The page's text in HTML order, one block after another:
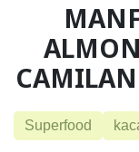
CAMILAN
Superfood